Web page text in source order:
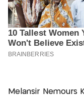
Melansir Nemours